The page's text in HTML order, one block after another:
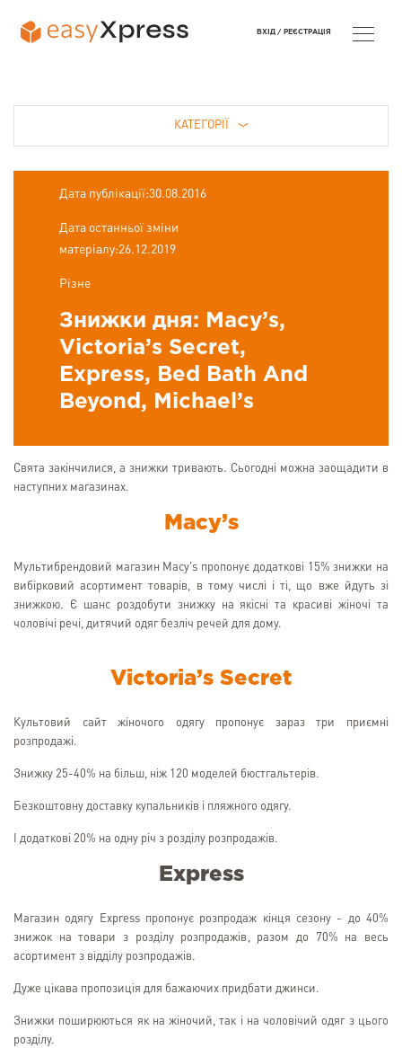
КАТЕГОРІЇ
Дата публікації:30.08.2016
Дата останньої зміни
матеріалу:26.12.2019
Різне
Знижки дня: Macy’s,
Victoria’s Secret,
Express, Bed Bath And
Beyond, Michael’s
Свята закінчилися, а знижки тривають. Сьогодні можна заощадити в
наступних магазинах.
Macy’s
Мультибрендовий магазин Macy's пропонує додаткові 15% знижки на
вибірковий асортимент товарів, в тому числі і ті, що вже йдуть зі
знижкою. Є шанс роздобути знижку на якісні та красиві жіночі та
чоловічі речі, дитячий одяг безліч речей для дому.
Victoria’s Secret
Культовий сайт жіночого одягу пропонує зараз три приємні
розпродажі.
Знижку 25-40% на більш, ніж 120 моделей бюстгальтерів.
Безкоштовну доставку купальників і пляжного одягу.
І додаткові 20% на одну річ з розділу розпродажів.
Express
Магазин одягу Express пропонує розпродаж кінця сезону - до 40%
знижок на товари з розділу розпродажів, разом до 70% на весь
асортимент з відділу розпродажів.
Дуже цікава пропозиція для бажаючих придбати джинси.
Знижки поширюються як на жіночий, так і на чоловічий одяг з цього
розділу.
ВХІД / РЕЄСТРАЦІЯ